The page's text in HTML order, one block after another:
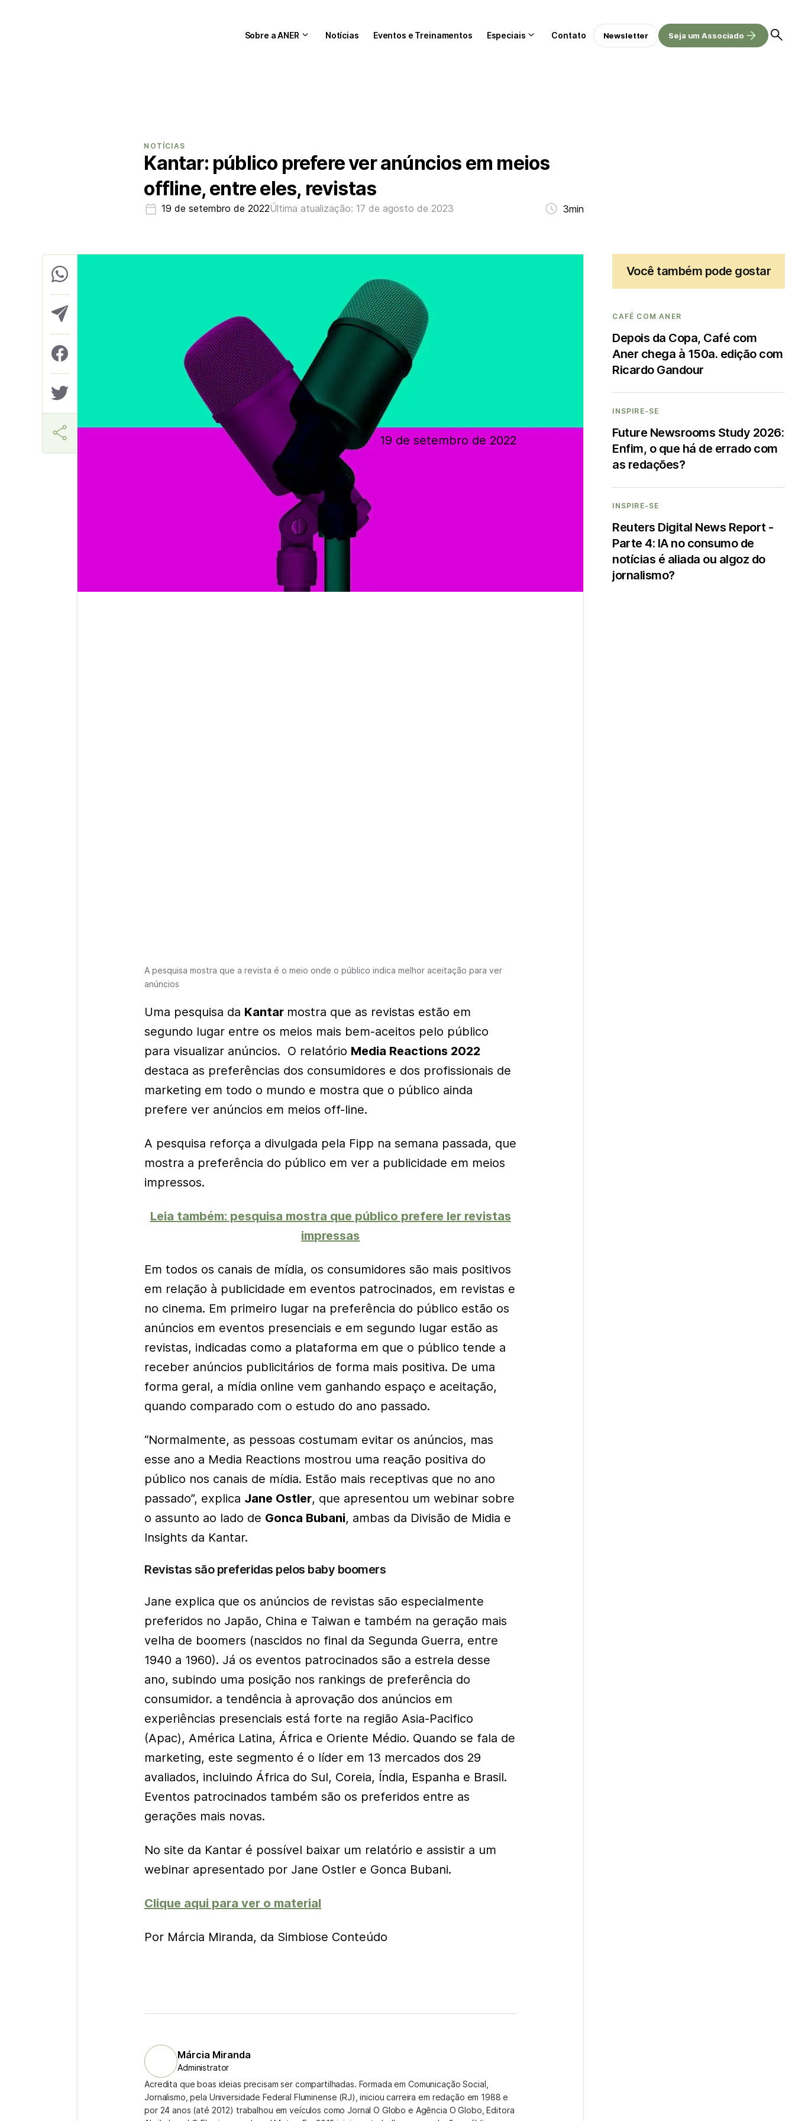
Sobre a ANER Notícias Eventos e Treinamentos Especiais Contato Newsletter Seja um Associado
NOTÍCIAS
Kantar: público prefere ver anúncios em meios
offline, entre eles, revistas
19 de setembro de 2022Última atualização: 17 de agosto de 2023 3min
Márcia Miranda
19 de setembro de 2022
A pesquisa mostra que a revista é o meio onde o público indica melhor aceitação para ver
anúncios
Uma pesquisa da Kantar mostra que as revistas estão em
segundo lugar entre os meios mais bem-aceitos pelo público
para visualizar anúncios. O relatório Media Reactions 2022
destaca as preferências dos consumidores e dos profissionais de
marketing em todo o mundo e mostra que o público ainda
prefere ver anúncios em meios off-line.
A pesquisa reforça a divulgada pela Fipp na semana passada, que
mostra a preferência do público em ver a publicidade em meios
impressos.
Leia também: pesquisa mostra que público prefere ler revistas
impressas
Em todos os canais de mídia, os consumidores são mais positivos
em relação à publicidade em eventos patrocinados, em revistas e
no cinema. Em primeiro lugar na preferência do público estão os
anúncios em eventos presenciais e em segundo lugar estão as
revistas, indicadas como a plataforma em que o público tende a
receber anúncios publicitários de forma mais positiva. De uma
forma geral, a mídia online vem ganhando espaço e aceitação,
quando comparado com o estudo do ano passado.
“Normalmente, as pessoas costumam evitar os anúncios, mas
esse ano a Media Reactions mostrou uma reação positiva do
público nos canais de mídia. Estão mais receptivas que no ano
passado”, explica Jane Ostler, que apresentou um webinar sobre
o assunto ao lado de Gonca Bubani, ambas da Divisão de Midia e
Insights da Kantar.
Revistas são preferidas pelos baby boomers
Jane explica que os anúncios de revistas são especialmente
preferidos no Japão, China e Taiwan e também na geração mais
velha de boomers (nascidos no final da Segunda Guerra, entre
1940 a 1960). Já os eventos patrocinados são a estrela desse
ano, subindo uma posição nos rankings de preferência do
consumidor. a tendência à aprovação dos anúncios em
experiências presenciais está forte na região Asia-Pacifico
(Apac), América Latina, África e Oriente Médio. Quando se fala de
marketing, este segmento é o líder em 13 mercados dos 29
avaliados, incluindo África do Sul, Coreia, Índia, Espanha e Brasil.
Eventos patrocinados também são os preferidos entre as
gerações mais novas.
No site da Kantar é possível baixar um relatório e assistir a um
webinar apresentado por Jane Ostler e Gonca Bubani.
Clique aqui para ver o material
Por Márcia Miranda, da Simbiose Conteúdo
Márcia Miranda
Administrator
Acredita que boas ideias precisam ser compartilhadas. Formada em Comunicação Social,
Jornalismo, pela Universidade Federal Fluminense (RJ), iniciou carreira em redação em 1988 e
por 24 anos (até 2012) trabalhou em veículos como Jornal O Globo e Agência O Globo, Editora
Você também pode gostar
CAFÉ COM ANER
Depois da Copa, Café com
Aner chega à 150a. edição com
Ricardo Gandour
INSPIRE-SE
Future Newsrooms Study 2026:
Enfim, o que há de errado com
as redações?
INSPIRE-SE
Reuters Digital News Report -
Parte 4: IA no consumo de
notícias é aliada ou algoz do
jornalismo?